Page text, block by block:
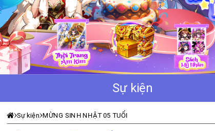
Sự kiện
Sự kiện MỪNG SINH NHẬT 05 TUỔI
SỰ KIỆN
GIỚI THIỆU
HƯỚNG DẪN